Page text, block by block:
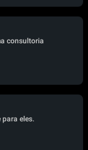
consultoria
eles.